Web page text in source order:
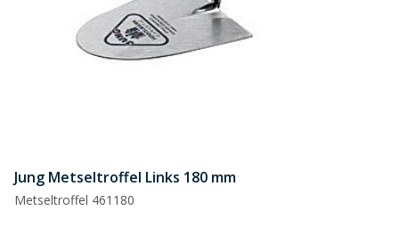
Jung Metseltroffel Links 180 mm
Metseltroffel 461180